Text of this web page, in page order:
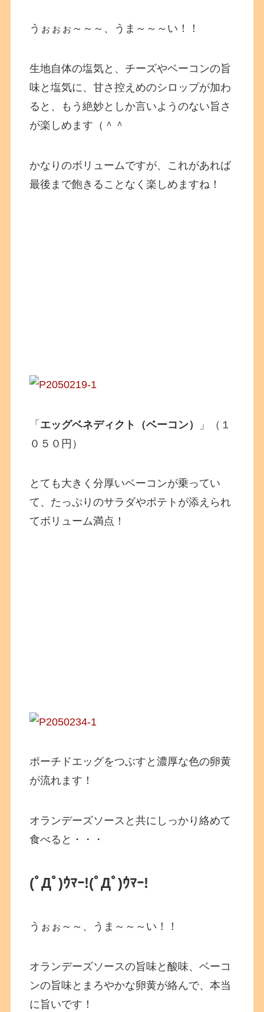
うぉぉぉ～～～、うま～～～い！！
生地自体の塩気と、チーズやベーコンの旨
味と塩気に、甘さ控えめのシロップが加わ
ると、もう絶妙としか言いようのない旨さ
が楽しめます（＾＾
かなりのボリュームですが、これがあれば
最後まで飽きることなく楽しめますね！
「 エッグベネディクト（ベーコン）
」（１
０５０円）
とても大きく分厚いベーコンが乗ってい
て、たっぷりのサラダやポテトが添えられ
てボリューム満点！
ポーチドエッグをつぶすと濃厚な色の卵黄
が流れます！
オランデーズソースと共にしっかり絡めて
食べると・・・
(ﾟДﾟ)ｳﾏｰ!(ﾟДﾟ)ｳﾏｰ!
うぉぉ～～、うま～～～い！！
オランデーズソースの旨味と酸味、ベーコ
ンの旨味とまろやかな卵黄が絡んで、本当
に旨いです！